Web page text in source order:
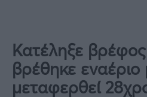
Κατέληξε βρέφος
βρέθηκε εναέριο
μεταφερθεί